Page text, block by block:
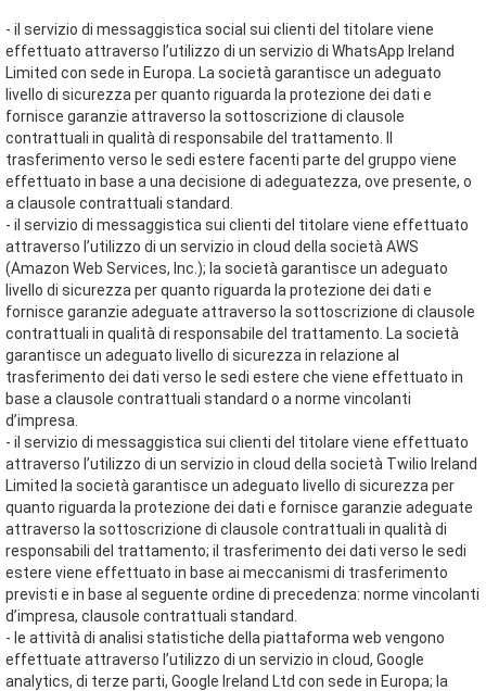
- il servizio di messaggistica social sui clienti del titolare viene
effettuato attraverso l’utilizzo di un servizio di WhatsApp Ireland
Limited con sede in Europa. La società garantisce un adeguato
livello di sicurezza per quanto riguarda la protezione dei dati e
fornisce garanzie attraverso la sottoscrizione di clausole
contrattuali in qualità di responsabile del trattamento. Il
trasferimento verso le sedi estere facenti parte del gruppo viene
effettuato in base a una decisione di adeguatezza, ove presente, o
a clausole contrattuali standard.
- il servizio di messaggistica sui clienti del titolare viene effettuato
attraverso l’utilizzo di un servizio in cloud della società AWS
(Amazon Web Services, Inc.); la società garantisce un adeguato
livello di sicurezza per quanto riguarda la protezione dei dati e
fornisce garanzie adeguate attraverso la sottoscrizione di clausole
contrattuali in qualità di responsabile del trattamento. La società
garantisce un adeguato livello di sicurezza in relazione al
trasferimento dei dati verso le sedi estere che viene effettuato in
base a clausole contrattuali standard o a norme vincolanti
d’impresa.
- il servizio di messaggistica sui clienti del titolare viene effettuato
attraverso l’utilizzo di un servizio in cloud della società Twilio Ireland
Limited la società garantisce un adeguato livello di sicurezza per
quanto riguarda la protezione dei dati e fornisce garanzie adeguate
attraverso la sottoscrizione di clausole contrattuali in qualità di
responsabili del trattamento; il trasferimento dei dati verso le sedi
estere viene effettuato in base ai meccanismi di trasferimento
previsti e in base al seguente ordine di precedenza: norme vincolanti
d’impresa, clausole contrattuali standard.
- le attività di analisi statistiche della piattaforma web vengono
effettuate attraverso l’utilizzo di un servizio in cloud, Google
analytics, di terze parti, Google Ireland Ltd con sede in Europa; la